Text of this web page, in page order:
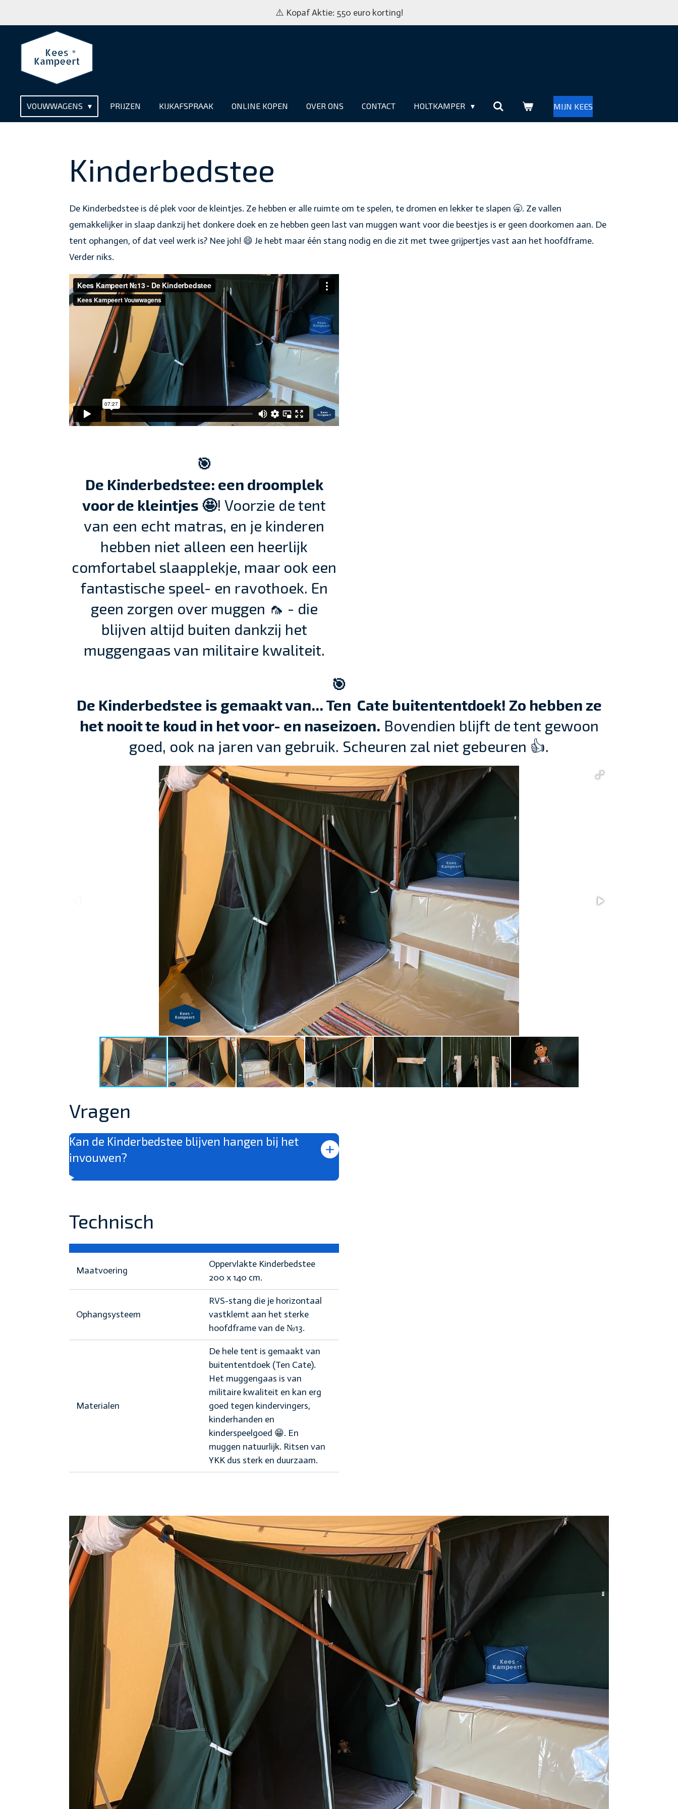
naar
hoofdinhoud
⚠️ Kopaf Aktie: 550 euro korting!
VOUWWAGENS PRIJZEN KIJKAFSPRAAK ONLINE KOPEN OVER ONS CONTACT HOLTKAMPER MIJN KEES
Kinderbedstee
De Kinderbedstee is dé plek voor de kleintjes. Ze hebben er alle ruimte om te spelen, te dromen en lekker te slapen 🥱. Zevallen
gemakkelijker in slaap dankzij het donkere doek en ze hebben geen last van muggen want voor die beestjes is er geen doorkomen aan. De
tent ophangen, of dat veel werk is? Nee joh! 😄 Je hebt maar één stang nodig en die zit met twee grijpertjes vast aan het hoofdframe.
Verder niks.
🎯
De Kinderbedstee: een droomplek
voor de kleintjes 🤩! Voorzie de tent
van een echt matras, en je kinderen
hebben niet alleen een heerlijk
comfortabel slaapplekje, maar ook een
fantastische speel- en ravothoek. En
geen zorgen over muggen 🦟 - die
blijven altijd buiten dankzij het
muggengaas van militaire kwaliteit.
🎯
De Kinderbedstee is gemaakt van... Ten Cate buitententdoek! Zo hebben ze
het nooit te koud in het voor- en naseizoen. Bovendien blijft de tent gewoon
goed, ook na jaren van gebruik. Scheuren zal niet gebeuren 👍.
Vragen
Kan de Kinderbedstee blijven hangen bij het
invouwen?
Technisch
Maatvoering
Oppervlakte Kinderbedstee
200 x 140 cm.
Ophangsysteem
RVS-stang die je horizontaal
vastklemt aan het sterke
hoofdframe van de №13.
Materialen
De hele tent is gemaakt van
buitententdoek (Ten Cate).
Het muggengaas is van
militaire kwaliteit en kan erg
goed tegen kindervingers,
kinderhanden en
kinderspeelgoed 😁. En
muggen natuurlijk. Ritsen van
YKK dus sterk en duurzaam.